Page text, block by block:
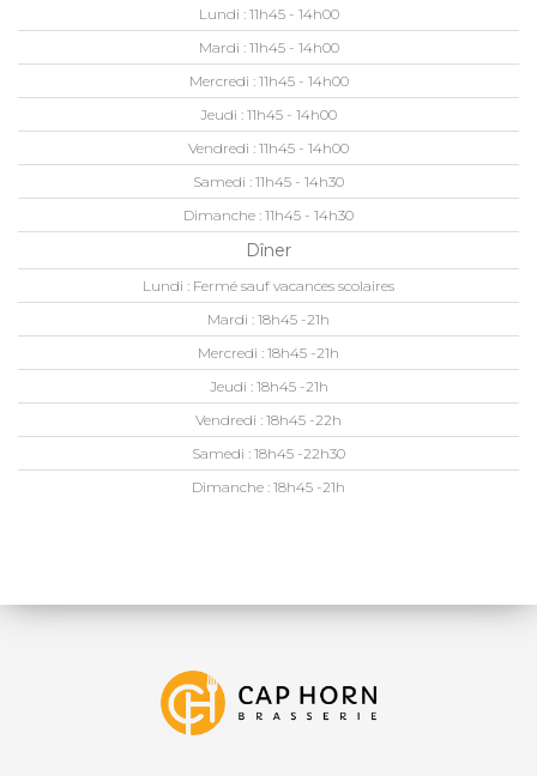
Lundi : 11h45 - 14h00
Mardi : 11h45 - 14h00
Mercredi : 11h45 - 14h00
Jeudi : 11h45 - 14h00
Vendredi : 11h45 - 14h00
Samedi : 11h45 - 14h30
Dimanche : 11h45 - 14h30
Dîner
Lundi : Fermé sauf vacances scolaires
Mardi : 18h45 -21h
Mercredi : 18h45 -21h
Jeudi : 18h45 -21h
Vendredi : 18h45 -22h
Samedi : 18h45 -22h30
Dimanche : 18h45 -21h